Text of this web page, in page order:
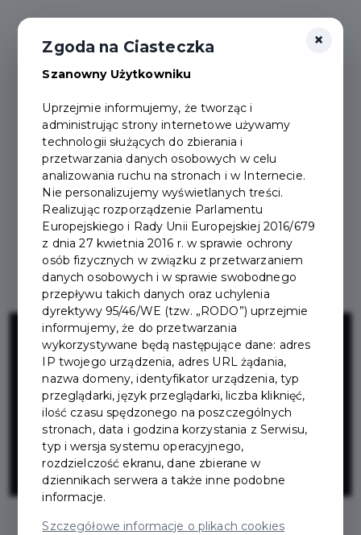
Budowa
obwodnicy
Pruszcza
Gdańskiego
×
Zgoda na Ciasteczka
Szanowny Użytkowniku
Uprzejmie informujemy, że tworząc i
administrując strony internetowe używamy
technologii służących do zbierania i
przetwarzania danych osobowych w celu
analizowania ruchu na stronach i w Internecie.
Nie personalizujemy wyświetlanych treści.
Realizując rozporządzenie Parlamentu
Europejskiego i Rady Unii Europejskiej 2016/679
z dnia 27 kwietnia 2016 r. w sprawie ochrony
osób fizycznych w związku z przetwarzaniem
danych osobowych i w sprawie swobodnego
przepływu takich danych oraz uchylenia
dyrektywy 95/46/WE (tzw. „RODO”) uprzejmie
informujemy, że do przetwarzania
wykorzystywane będą następujące dane: adres
IP twojego urządzenia, adres URL żądania,
nazwa domeny, identyfikator urządzenia, typ
przeglądarki, język przeglądarki, liczba kliknięć,
ilość czasu spędzonego na poszczególnych
stronach, data i godzina korzystania z Serwisu,
typ i wersja systemu operacyjnego,
rozdzielczość ekranu, dane zbierane w
dziennikach serwera a także inne podobne
informacje.
Szczegółowe informacje o plikach cookies